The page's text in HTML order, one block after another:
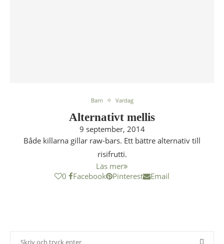
Barn Vardag
Alternativt mellis
9 september, 2014
Både killarna gillar raw-bars. Ett bättre alternativ till
risifrutti.
Läs mer
0
Facebook Pinterest Email